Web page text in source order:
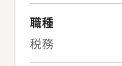
し
職種
税務